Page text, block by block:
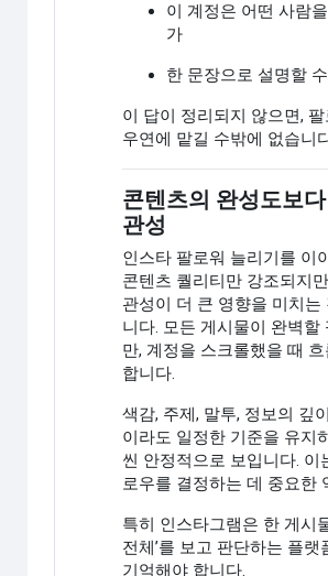
이 계정은 어떤 사람
가
한 문장으로 설명할
이 답이 정리되지 않으면,
우연에 맡길 수밖에 없습니
콘텐츠의 완성도보
관성
인스타 팔로워 늘리기를 이
콘텐츠 퀄리티만 강조되지
관성이 더 큰 영향을 미치는
니다. 모든 게시물이 완벽할
만, 계정을 스크롤했을 때
합니다.
색감, 주제, 말투, 정보의 깊
이라도 일정한 기준을 유지
씬 안정적으로 보입니다. 이
로우를 결정하는 데 중요한
특히 인스타그램은 한 게시
전체’를 보고 판단하는 플랫
기억해야 합니다.